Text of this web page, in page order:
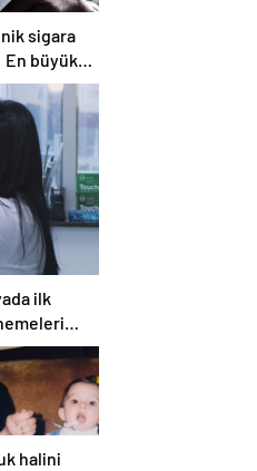
sigara
En büyük
biri
ilk
halini